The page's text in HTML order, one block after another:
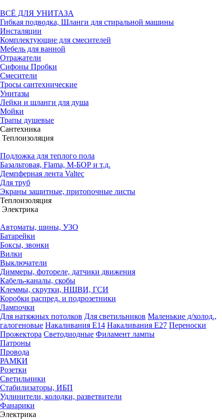
ВСЁ ДЛЯ УНИТАЗА
Гибкая подводка, Шланги для стиральной машины
Инсталяции
Комплектующие для смесителей
Мебель для ванной
Отражатели
Сифоны Пробки
Смесители
Тросы сантехнические
Унитазы
Лейки и шланги для душа
Мойки
Трапы душевые
Сантехника
Теплоизоляция
Подложка для теплого пола
Базальтовая, Flama, М-БОР и т.д.
Демпферная лента Valtec
Для труб
Экраны защитные, притопочные листы
Теплоизоляция
Электрика
Автоматы, шины, УЗО
Батарейки
Боксы, звонки
Вилки
Выключатели
Диммеры, фотореле, датчики движения
Кабель-каналы, скобы
Клеммы, скрутки, НШВИ, ГСИ
Коробки распред. и подрозетники
Лампочки
Для натяжных потолков Для светильников Маленькие д/холод.,
галогеновые Накаливания Е14 Накаливания Е27 Переноски
Прожектора Светодиодные Филамент лампы
Патроны
Провода
РАМКИ
Розетки
Светильники
Стабилизаторы, ИБП
Удлинители, колодки, разветвители
Фанарики
Электрика